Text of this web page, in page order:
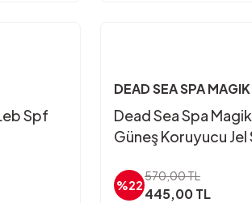
Spf
DEAD SEA SPA MAGIK
Dead Sea Spa Magik
Güneş Koruyucu
%22
570,00 TL
445,00 TL